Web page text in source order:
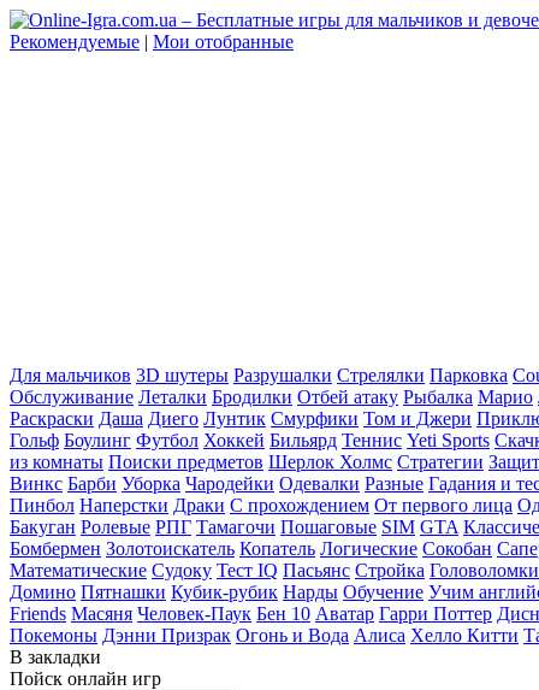
Рекомендуемые | Мои отобранные
Для мальчиков 3D шутеры Разрушалки Стрелялки Парковка
Обслуживание Леталки Бродилки Отбей атаку Рыбалка Марио
Раскраски Даша Диего Лунтик Смурфики Том и Джери
Гольф Боулинг Футбол Хоккей Бильярд Теннис Yeti Sports
из комнаты Поиски предметов Шерлок Холмс Стратегии
Винкс Барби Уборка Чародейки Одевалки Разные Гадания и
Пинбол Наперстки Драки С прохождением От первого лица
Бакуган Ролевые РПГ Тамагочи Пошаговые SIM GTA
Бомбермен Золотоискатель Копатель Логические Сокобан
Математические Судоку Тест IQ Пасьянс Стройка Головоломки
Домино Пятнашки Кубик-рубик Нарды Обучение Учим
Friends Масяня Человек-Паук Бен 10 Аватар Гарри Поттер
Покемоны Дэнни Призрак Огонь и Вода Алиса Хелло Китти
В закладки
Пойск онлайн игр